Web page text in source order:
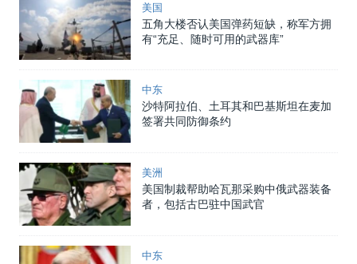
美国
五角大楼否认美国弹药短缺，称军方拥
有“充足、随时可用的武器库”
中东
沙特阿拉伯、土耳其和巴基斯坦在麦加
签署共同防御条约
美洲
美国制裁帮助哈瓦那采购中俄武器装备
者，包括古巴驻中国武官
中东